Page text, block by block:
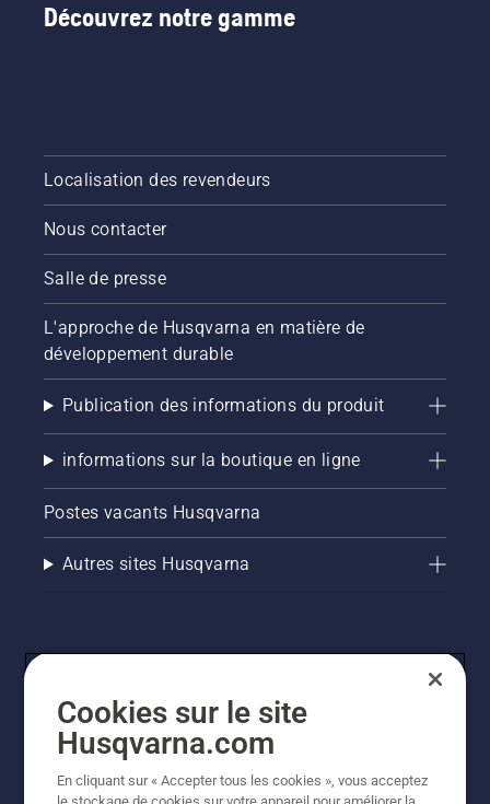
Découvrez notre gamme
Localisation des revendeurs
Nous contacter
Salle de presse
L'approche de Husqvarna en matière de
développement durable
Publication des informations du produit
informations sur la boutique en ligne
Postes vacants Husqvarna
Autres sites Husqvarna
© Husqvarna AB (publ). Tous droits réservés. Les prix
Cookies sur le site
Husqvarna.com
En cliquant sur « Accepter tous les cookies », vous acceptez